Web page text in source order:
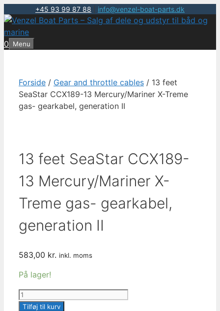
+45 93 99 87 88 info@venzel-boat-parts.dk
Hop
til
indhold
0 Menu
Forside / Gear and throttle cables / 13 feet
SeaStar CCX189-13 Mercury/Mariner X-Treme
gas- gearkabel, generation II
13 feet SeaStar CCX189-
13 Mercury/Mariner X-
Treme gas- gearkabel,
generation II
583,00 kr. inkl. moms
På lager!
13
feet
Tilføj til kurv